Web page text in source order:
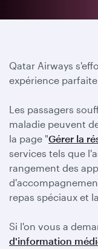
Qatar Airways
expérience
Les passagers
maladie peuvent
la page "Gérer la
services tels que
rangement des
repas spéciaux et
Si l'on vous a
d'information